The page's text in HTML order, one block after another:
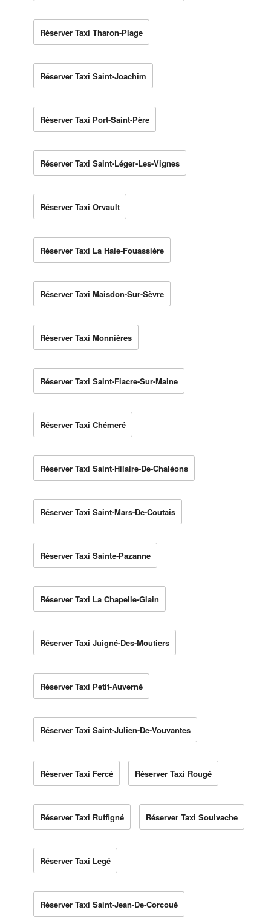
Réserver Taxi Tharon-Plage
Réserver Taxi Saint-Joachim
Réserver Taxi Port-Saint-Père
Réserver Taxi Saint-Léger-Les-Vignes
Réserver Taxi Orvault
Réserver Taxi La Haie-Fouassière
Réserver Taxi Maisdon-Sur-Sèvre
Réserver Taxi Monnières
Réserver Taxi Saint-Fiacre-Sur-Maine
Réserver Taxi Chémeré
Réserver Taxi Saint-Hilaire-De-Chaléons
Réserver Taxi Saint-Mars-De-Coutais
Réserver Taxi Sainte-Pazanne
Réserver Taxi La Chapelle-Glain
Réserver Taxi Juigné-Des-Moutiers
Réserver Taxi Petit-Auverné
Réserver Taxi Saint-Julien-De-Vouvantes
Réserver Taxi Fercé Réserver Taxi Rougé
Réserver Taxi Ruffigné Réserver Taxi Soulvache
Réserver Taxi Legé
Réserver Taxi Saint-Jean-De-Corcoué